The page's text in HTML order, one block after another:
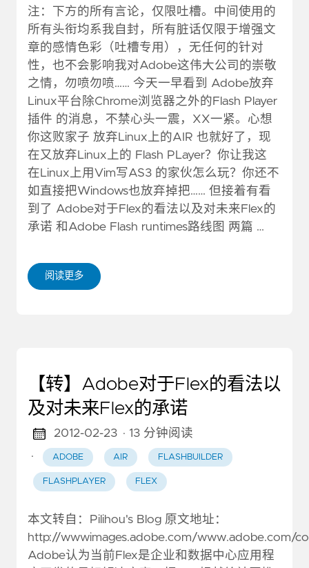
注：下方的所有言论，仅限吐槽。中间使用的
所有头衔均系我自封，所有脏话仅限于增强文
章的感情色彩（吐槽专用），无任何的针对
性，也不会影响我对Adobe这伟大公司的崇敬
之情，勿喷勿喷…… 今天一早看到 Adobe放弃
Linux平台除Chrome浏览器之外的Flash Player
插件 的消息，不禁心头一震，XX一紧。心想
你这败家子 放弃Linux上的AIR 也就好了，现
在又放弃Linux上的 Flash PLayer？你让我这
在Linux上用Vim写AS3 的家伙怎么玩？你还不
如直接把Windows也放弃掉把…… 但接着有看
到了 Adobe对于Flex的看法以及对未来Flex的
承诺 和Adobe Flash runtimes路线图 两篇 …
阅读更多
【转】Adobe对于Flex的看法以
及对未来Flex的承诺
2012-02-23 · 13 分钟阅读
·
ADOBE AIR FLASHBUILDER
FLASHPLAYER FLEX
本文转自：Pilihou's Blog 原文地址：
http://wwwimages.adobe.com/www.adobe.com/
Adobe认为当前Flex是企业和数据中心应用程